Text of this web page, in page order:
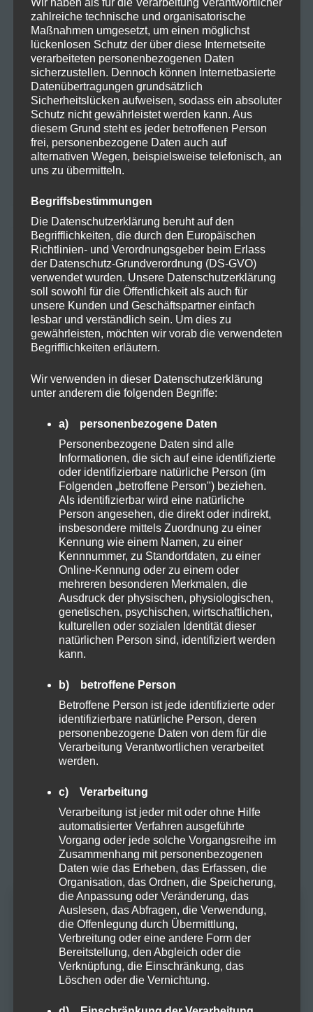
August 2024
Juli 2024
Juni 2024
Mai 2024
April 2024
KATEGORIEN
Allgemein
Cannabis
CBD
CBD Öl
Darmpflege
Grow
Harvest
Kosmetik
Natural
Organic
Proteine
Rezepte
Sucht
Vapes
Zubehör
META
Anmelden
Altersprüfung
Du musst mindestens18Jahre alt sein, um
diese Website zu besuchen.
JA
zahlreiche technische und organisatorische
Maßnahmen umgesetzt, um einen möglichst
lückenlosen Schutz der über diese Internetseite
verarbeiteten personenbezogenen Daten
sicherzustellen. Dennoch können Internetbasierte
Datenübertragungen grundsätzlich
Sicherheitslücken aufweisen, sodass ein absoluter
Schutz nicht gewährleistet werden kann. Aus
diesem Grund steht es jeder betroffenen Person
frei, personenbezogene Daten auch auf
alternativen Wegen, beispielsweise telefonisch, an
uns zu übermitteln.
Begriffsbestimmungen
Die Datenschutzerklärung beruht auf den
Begrifflichkeiten, die durch den Europäischen
Richtlinien- und Verordnungsgeber beim Erlass
der Datenschutz-Grundverordnung (DS-GVO)
verwendet wurden. Unsere Datenschutzerklärung
soll sowohl für die Öffentlichkeit als auch für
unsere Kunden und Geschäftspartner einfach
lesbar und verständlich sein. Um dies zu
gewährleisten, möchten wir vorab die verwendeten
Begrifflichkeiten erläutern.
Wir verwenden in dieser Datenschutzerklärung
unter anderem die folgenden Begriffe:
a) personenbezogene Daten
Personenbezogene Daten sind alle
Informationen, die sich auf eine identifizierte
oder identifizierbare natürliche Person (im
Folgenden „betroffene Person") beziehen.
Als identifizierbar wird eine natürliche
Person angesehen, die direkt oder indirekt,
insbesondere mittels Zuordnung zu einer
Kennung wie einem Namen, zu einer
Kennnummer, zu Standortdaten, zu einer
Online-Kennung oder zu einem oder
mehreren besonderen Merkmalen, die
Ausdruck der physischen, physiologischen,
genetischen, psychischen, wirtschaftlichen,
kulturellen oder sozialen Identität dieser
natürlichen Person sind, identifiziert werden
kann.
b) betroffene Person
Betroffene Person ist jede identifizierte oder
identifizierbare natürliche Person, deren
personenbezogene Daten von dem für die
Verarbeitung Verantwortlichen verarbeitet
werden.
c) Verarbeitung
Verarbeitung ist jeder mit oder ohne Hilfe
automatisierter Verfahren ausgeführte
Vorgang oder jede solche Vorgangsreihe im
Zusammenhang mit personenbezogenen
Daten wie das Erheben, das Erfassen, die
Organisation, das Ordnen, die Speicherung,
die Anpassung oder Veränderung, das
Auslesen, das Abfragen, die Verwendung,
die Offenlegung durch Übermittlung,
Verbreitung oder eine andere Form der
Bereitstellung, den Abgleich oder die
Verknüpfung, die Einschränkung, das
Löschen oder die Vernichtung.